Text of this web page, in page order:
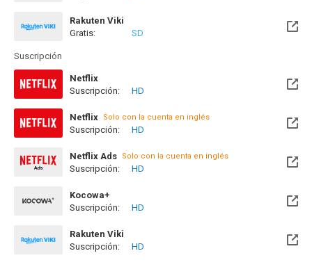
Rakuten Viki
Gratis:
SD
Suscripción
Netflix
Suscripción:
HD
Netflix Solo con la cuenta en inglés
Suscripción: HD
Netflix Ads Solo con la cuenta en inglés
Suscripción: HD
Kocowa+
Suscripción:
HD
Rakuten Viki
Suscripción:
HD